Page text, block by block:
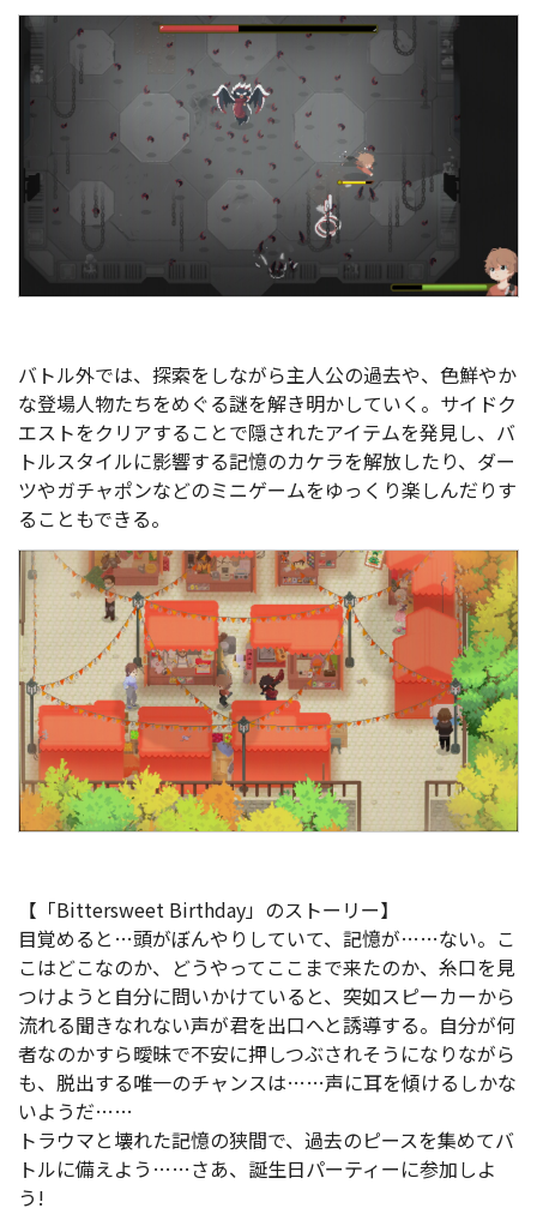
バトル外では、探索をしながら主人公の過去や、色鮮やか
な登場人物たちをめぐる謎を解き明かしていく。サイドク
エストをクリアすることで隠されたアイテムを発見し、バ
トルスタイルに影響する記憶のカケラを解放したり、ダー
ツやガチャポンなどのミニゲームをゆっくり楽しんだりす
ることもできる。
【「Bittersweet Birthday」のストーリー】
目覚めると…頭がぼんやりしていて、記憶が……ない。こ
こはどこなのか、どうやってここまで来たのか、糸口を見
つけようと自分に問いかけていると、突如スピーカーから
流れる聞きなれない声が君を出口へと誘導する。自分が何
者なのかすら曖昧で不安に押しつぶされそうになりながら
も、脱出する唯一のチャンスは……声に耳を傾けるしかな
いようだ……
トラウマと壊れた記憶の狭間で、過去のピースを集めてバ
トルに備えよう……さあ、誕生日パーティーに参加しよ
う!